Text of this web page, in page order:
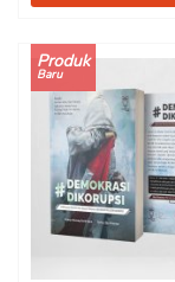
Produk
Baru